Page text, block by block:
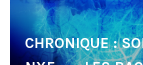
CHRONIQUE :